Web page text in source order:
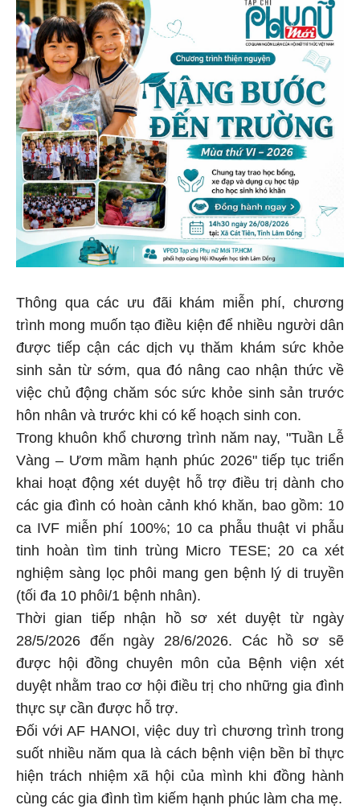
Thông qua các ưu đãi khám miễn phí, chương
trình mong muốn tạo điều kiện để nhiều người dân
được tiếp cận các dịch vụ thăm khám sức khỏe
sinh sản từ sớm, qua đó nâng cao nhận thức về
việc chủ động chăm sóc sức khỏe sinh sản trước
hôn nhân và trước khi có kế hoạch sinh con.
Trong khuôn khổ chương trình năm nay, "Tuần Lễ
Vàng – Ươm mầm hạnh phúc 2026" tiếp tục triển
khai hoạt động xét duyệt hỗ trợ điều trị dành cho
các gia đình có hoàn cảnh khó khăn, bao gồm: 10
ca IVF miễn phí 100%; 10 ca phẫu thuật vi phẫu
tinh hoàn tìm tinh trùng Micro TESE; 20 ca xét
nghiệm sàng lọc phôi mang gen bệnh lý di truyền
(tối đa 10 phôi/1 bệnh nhân).
Thời gian tiếp nhận hồ sơ xét duyệt từ ngày
28/5/2026 đến ngày 28/6/2026. Các hồ sơ sẽ
được hội đồng chuyên môn của Bệnh viện xét
duyệt nhằm trao cơ hội điều trị cho những gia đình
thực sự cần được hỗ trợ.
Đối với AF HANOI, việc duy trì chương trình trong
suốt nhiều năm qua là cách bệnh viện bền bỉ thực
hiện trách nhiệm xã hội của mình khi đồng hành
cùng các gia đình tìm kiếm hạnh phúc làm cha mẹ.